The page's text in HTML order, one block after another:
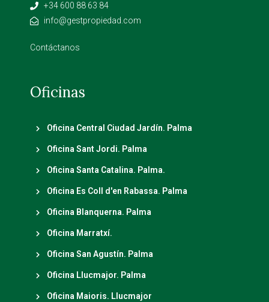
+34 600 88 63 84
info@gestpropiedad.com
Contáctanos
Oficinas
Oficina Central Ciudad Jardín. Palma
Oficina Sant Jordi. Palma
Oficina Santa Catalina. Palma.
Oficina Es Coll d'en Rabassa. Palma
Oficina Blanquerna. Palma
Oficina Marratxí.
Oficina San Agustín. Palma
Oficina Llucmajor. Palma
Oficina Maioris. Llucmajor